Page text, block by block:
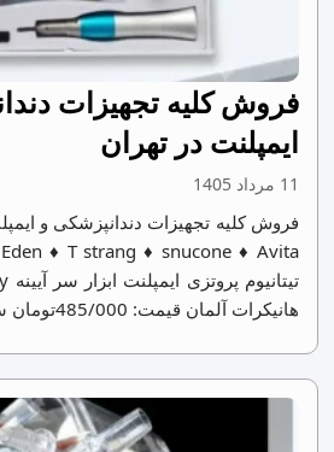
فروش کلیه تجهیزات
ایمپلنت در تهران
11 مرداد 1405
فروش کلیه تجهیزات دندانپزشکی و
هانیکرات آلمان قیمت: 485/000تومان سوند قیمت:...